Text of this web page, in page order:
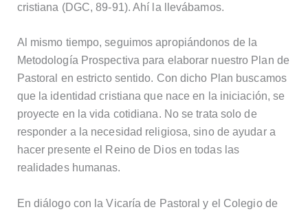
cristiana (DGC, 89-91). Ahí la llevábamos.
Al mismo tiempo, seguimos apropiándonos de la
Metodología Prospectiva para elaborar nuestro Plan de
Pastoral en estricto sentido. Con dicho Plan buscamos
que la identidad cristiana que nace en la iniciación, se
proyecte en la vida cotidiana. No se trata solo de
responder a la necesidad religiosa, sino de ayudar a
hacer presente el Reino de Dios en todas las
realidades humanas.
En diálogo con la Vicaría de Pastoral y el Colegio de